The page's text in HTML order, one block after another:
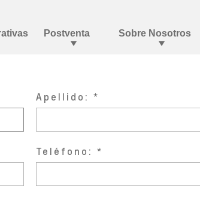
Apellido:
Teléfono: